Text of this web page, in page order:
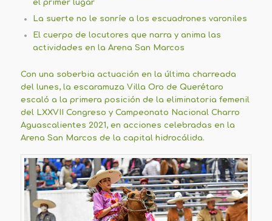
el primer lugar
La suerte no le sonríe a los escuadrones varoniles
El cuerpo de locutores que narra y anima las
actividades en la Arena San Marcos
Con una soberbia actuación en la última charreada
del lunes, la escaramuza Villa Oro de Querétaro
escaló a la primera posición de la eliminatoria femenil
del LXXVII Congreso y Campeonato Nacional Charro
Aguascalientes 2021, en acciones celebradas en la
Arena San Marcos de la capital hidrocálida.